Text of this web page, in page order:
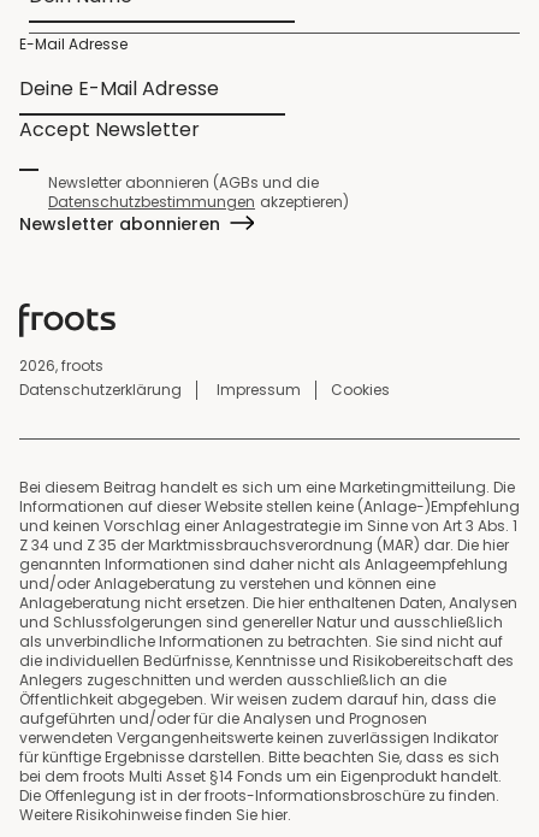
E-Mail Adresse
Accept Newsletter
Newsletter abonnieren (AGBs und die
Datenschutzbestimmungen akzeptieren)
Newsletter abonnieren
2026, froots
Datenschutzerklärung
Impressum Cookies
Bei diesem Beitrag handelt es sich um eine Marketingmitteilung. Die
Informationen auf dieser Website stellen keine (Anlage-)Empfehlung
und keinen Vorschlag einer Anlagestrategie im Sinne von Art 3 Abs. 1
Z 34 und Z 35 der Marktmissbrauchsverordnung (MAR) dar. Die hier
genannten Informationen sind daher nicht als Anlageempfehlung
und/oder Anlageberatung zu verstehen und können eine
Anlageberatung nicht ersetzen. Die hier enthaltenen Daten, Analysen
und Schlussfolgerungen sind genereller Natur und ausschließlich
als unverbindliche Informationen zu betrachten. Sie sind nicht auf
die individuellen Bedürfnisse, Kenntnisse und Risikobereitschaft des
Anlegers zugeschnitten und werden ausschließlich an die
Öffentlichkeit abgegeben. Wir weisen zudem darauf hin, dass die
aufgeführten und/oder für die Analysen und Prognosen
verwendeten Vergangenheitswerte keinen zuverlässigen Indikator
für künftige Ergebnisse darstellen. Bitte beachten Sie, dass es sich
bei dem froots Multi Asset §14 Fonds um ein Eigenprodukt handelt.
Die Offenlegung ist in der froots-Informationsbroschüre zu finden.
Weitere Risikohinweise finden Siehier.